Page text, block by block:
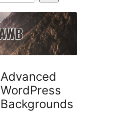
Advanced
WordPress
Backgrounds